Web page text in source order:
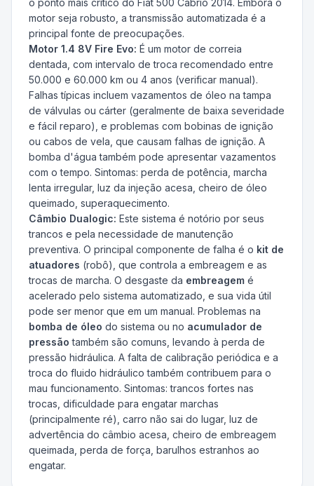
o ponto mais crítico do Fiat 500 Cabrio 2014. Embora o
motor seja robusto, a transmissão automatizada é a
principal fonte de preocupações.
Motor 1.4 8V Fire Evo: É um motor de correia
dentada, com intervalo de troca recomendado entre
50.000 e 60.000 km ou 4 anos (verificar manual).
Falhas típicas incluem vazamentos de óleo na tampa
de válvulas ou cárter (geralmente de baixa severidade
e fácil reparo), e problemas com bobinas de ignição
ou cabos de vela, que causam falhas de ignição. A
bomba d'água também pode apresentar vazamentos
com o tempo. Sintomas: perda de potência, marcha
lenta irregular, luz da injeção acesa, cheiro de óleo
queimado, superaquecimento.
Câmbio Dualogic: Este sistema é notório por seus
trancos e pela necessidade de manutenção
preventiva. O principal componente de falha é o kit de
atuadores (robô), que controla a embreagem e as
trocas de marcha. O desgaste da embreagem é
acelerado pelo sistema automatizado, e sua vida útil
pode ser menor que em um manual. Problemas na
bomba de óleo do sistema ou no acumulador de
pressão também são comuns, levando à perda de
pressão hidráulica. A falta de calibração periódica e a
troca do fluido hidráulico também contribuem para o
mau funcionamento. Sintomas: trancos fortes nas
trocas, dificuldade para engatar marchas
(principalmente ré), carro não sai do lugar, luz de
advertência do câmbio acesa, cheiro de embreagem
queimada, perda de força, barulhos estranhos ao
engatar.